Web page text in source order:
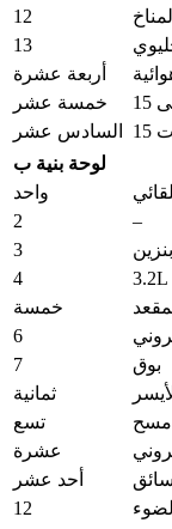
12
13
أربعة عشرة
خمسة عشر
15
السادس عشر
لوحة بنية ب
واحد
2
–
3
4
خمسة
6
7
بوق
ثمانية
تسع
عشرة
أحد عشر
12